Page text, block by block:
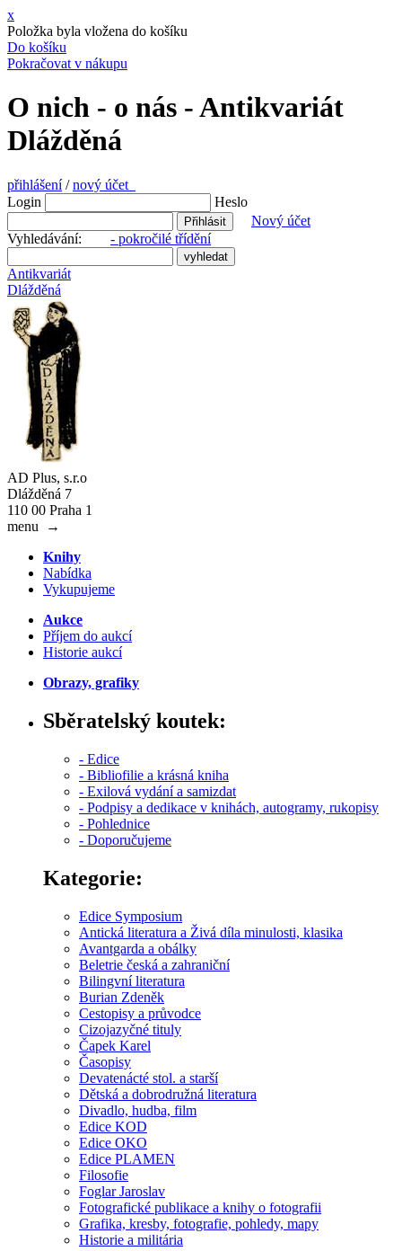
x
Položka byla vložena do košíku
Do košíku
Pokračovat v nákupu
O nich - o nás - Antikvariát
Dlážděná
přihlášení/nový účet
Login
Heslo
Nový účet
Vyhledávání: - pokročilé třídění
Antikvariát
Dlážděná
AD Plus, s.r.o
Dlážděná 7
110 00 Praha 1
menu
→
Knihy
Nabídka
Vykupujeme
Aukce
Příjem do aukcí
Historie aukcí
Obrazy, grafiky
Sběratelský koutek:
- Edice
- Bibliofilie a krásná kniha
- Exilová vydání a samizdat
- Podpisy a dedikace v knihách, autogramy, rukopisy
- Pohlednice
- Doporučujeme
Kategorie:
Edice Symposium
Antická literatura a Živá díla minulosti, klasika
Avantgarda a obálky
Beletrie česká a zahraniční
Bilingvní literatura
Burian Zdeněk
Cestopisy a průvodce
Cizojazyčné tituly
Čapek Karel
Časopisy
Devatenácté stol. a starší
Dětská a dobrodružná literatura
Divadlo, hudba, film
Edice KOD
Edice OKO
Edice PLAMEN
Filosofie
Foglar Jaroslav
Fotografické publikace a knihy o fotografii
Grafika, kresby, fotografie, pohledy, mapy
Historie a militária